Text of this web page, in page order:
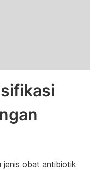
jenis obat antibiotik